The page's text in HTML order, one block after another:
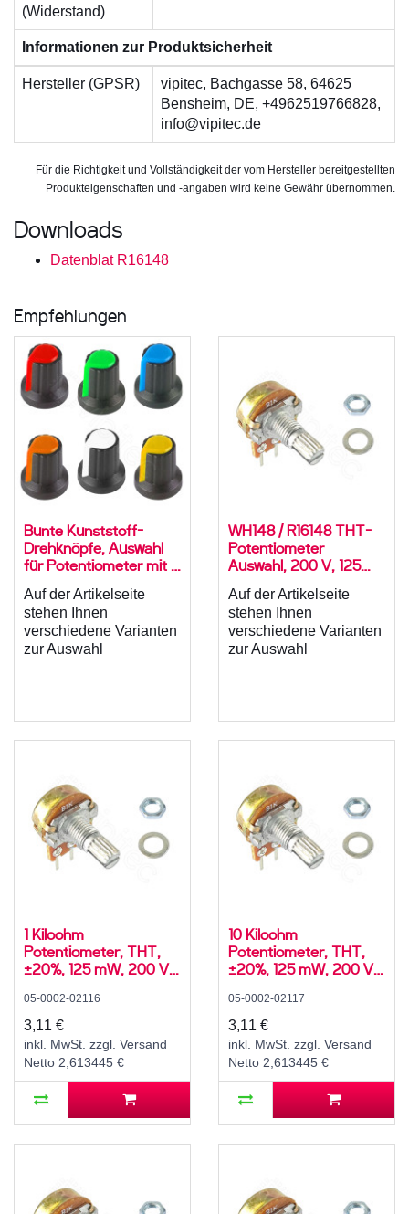
(Widerstand)
Informationen zur Produktsicherheit
Hersteller (GPSR)
vipitec, Bachgasse 58, 64625
Bensheim, DE, +4962519766828,
info@vipitec.de
Für die Richtigkeit und Vollständigkeit der vom Hersteller bereitgestellten
Produkteigenschaften und -angaben wird keine Gewähr übernommen.
Downloads
Datenblat R16148
Empfehlungen
Bunte Kunststoff-
Drehknöpfe, Auswahl
für Potentiometer mit 6
verschiedene Farben,
WH148, ABS
Auf der Artikelseite
stehen Ihnen
verschiedene Varianten
zur Auswahl
WH148 / R16148 THT-
Potentiometer
Auswahl, 200 V, 125
RM 5 mm, Achs-⌀ 6
mm, L 15 mm,
Drehwiderstand mit
Mutter und
Auf der Artikelseite
stehen Ihnen
verschiedene Varianten
zur Auswahl
1 Kiloohm
Potentiometer, THT,
±20%, 125 mW, 200 V,
Achs-⌀ 6 mm, L 15 mm,
WH148 / R16148
05-0002-02116
3,11 €
inkl. MwSt. zzgl. Versand
Netto 2,613445 €
10 Kiloohm
Potentiometer, THT,
±20%, 125 mW, 200 V,
Achs-⌀ 6 mm, L 15 mm,
WH148 / R16148
05-0002-02117
3,11 €
inkl. MwSt. zzgl. Versand
Netto 2,613445 €